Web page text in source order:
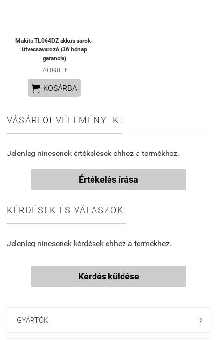
Makita TL064DZ akkus sarok-
ütvecsavarozó (36 hónap
garancia)
70 090 Ft
 KOSÁRBA
VÁSÁRLÓI VÉLEMÉNYEK:
Jelenleg nincsenek értékelések ehhez a termékhez.
Értékelés írása
KÉRDÉSEK ÉS VÁLASZOK:
Jelenleg nincsenek kérdések ehhez a termékhez.
Kérdés küldése
GYÁRTÓK 